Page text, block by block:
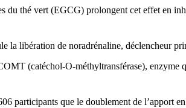
du thé vert (EGCG) prolongent cet effet en
la libération de noradrénaline, déclencheur
(catéchol-O-méthyltransférase),
participants que le doublement de l’apport